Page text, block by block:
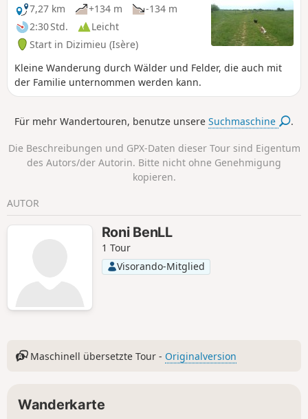
7,27 km
+134 m
-134 m
2:30 Std.
Leicht
Start in Dizimieu (Isère)
Kleine Wanderung durch Wälder und Felder, die auch mit
der Familie unternommen werden kann.
Für mehr Wandertouren, benutze unsereSuchmaschine .
Die Beschreibungen und GPX-Daten dieser Tour sind Eigentum
des Autors/der Autorin. Bitte nicht ohne Genehmigung
kopieren.
AUTOR
Roni BenLL
1 Tour
Visorando-Mitglied
Maschinell übersetzte Tour - Originalversion
Wanderkarte